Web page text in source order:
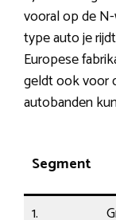
vooral op de
type auto je
Europese
geldt ook voor
autobanden
Segment
1.